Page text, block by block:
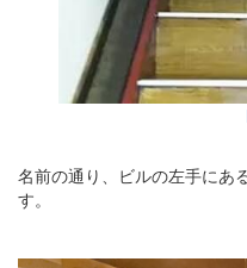
名前の通り、ビルの左手にあ
す。